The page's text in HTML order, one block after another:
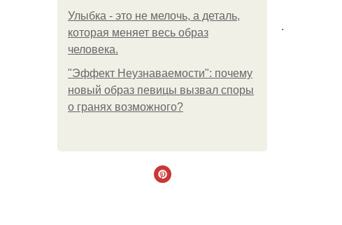
Улыбка - это не мелочь, а деталь,
которая меняет весь образ
человека.
"Эффект Неузнаваемости": почему
новый образ певицы вызвал споры
о гранях возможного?
.